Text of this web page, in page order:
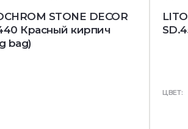
STONE DECOR
Красный кирпич
bag)
ЦВЕТ: